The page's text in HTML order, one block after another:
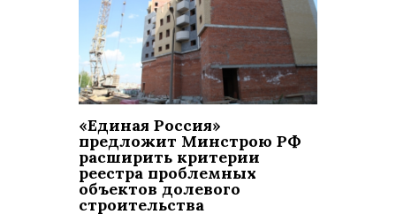
«Единая Россия»
предложит Минстрою РФ
расширить критерии
реестра проблемных
объектов долевого
строительства